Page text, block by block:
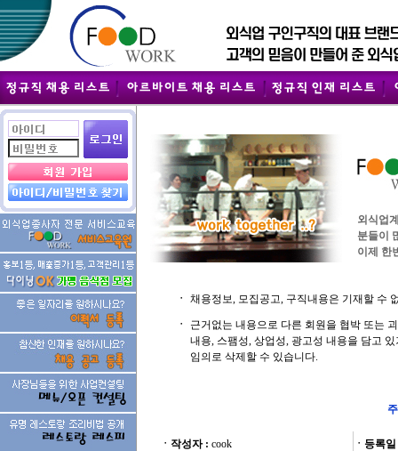
외식업
분들이
이제 한
ㆍ 채용정보, 모집공고, 구직내용은 기재할 수
ㆍ
근거없는 내용으로 다른 회원을 협박 또는
내용, 스팸성, 상업성, 광고성 내용을 담고
임의로 삭제할 수 있습니다.
ㆍ작성자 : cook ㆍ등록